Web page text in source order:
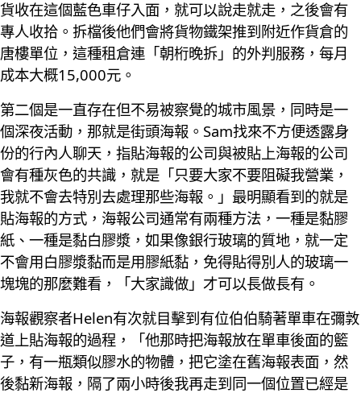
貨收在這個藍色車仔入面，就可以說走就走，之後會有
專人收拾。拆檔後他們會將貨物鐵架推到附近作貨倉的
唐樓單位，這種租倉連「朝桁晚拆」的外判服務，每月
成本大概15,000元。
第二個是一直存在但不易被察覺的城市風景，同時是一
個深夜活動，那就是街頭海報。Sam找來不方便透露身
份的行內人聊天，指貼海報的公司與被貼上海報的公司
會有種灰色的共識，就是「只要大家不要阻礙我營業，
我就不會去特別去處理那些海報。」最明顯看到的就是
貼海報的方式，海報公司通常有兩種方法，一種是黏膠
紙、一種是黏白膠漿，如果像銀行玻璃的質地，就一定
不會用白膠漿黏而是用膠紙黏，免得貼得別人的玻璃一
塊塊的那麼難看，「大家識做」才可以長做長有。
海報觀察者Helen有次就目擊到有位伯伯騎著單車在彌敦
道上貼海報的過程，「他那時把海報放在單車後面的籃
子，有一瓶類似膠水的物體，把它塗在舊海報表面，然
後黏新海報，隔了兩小時後我再走到同一個位置已經是